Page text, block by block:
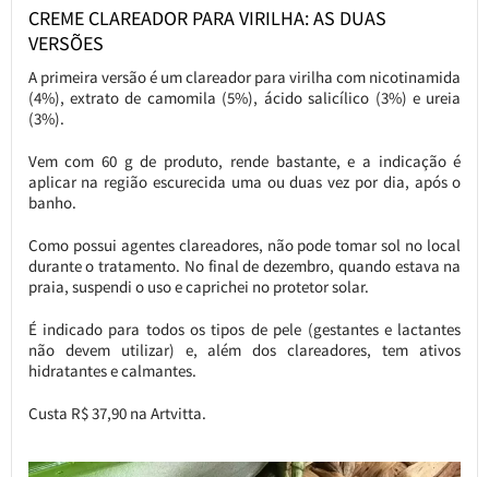
CREME CLAREADOR PARA VIRILHA: AS DUAS
VERSÕES
A primeira versão é um clareador para virilha com nicotinamida
(4%), extrato de camomila (5%), ácido salicílico (3%) e ureia
(3%).
Vem com 60 g de produto, rende bastante, e a indicação é
aplicar na região escurecida uma ou duas vez por dia, após o
banho.
Como possui agentes clareadores, não pode tomar sol no local
durante o tratamento. No final de dezembro, quando estava na
praia, suspendi o uso e caprichei no protetor solar.
É indicado para todos os tipos de pele (gestantes e lactantes
não devem utilizar) e, além dos clareadores, tem ativos
hidratantes e calmantes.
Custa R$ 37,90 na Artvitta.